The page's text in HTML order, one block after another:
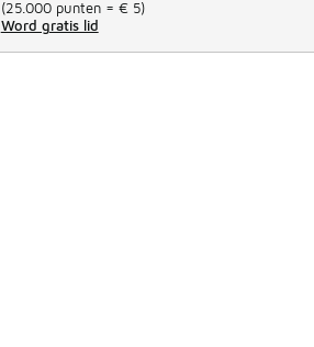
(25.000 punten = € 5)
Word gratis lid